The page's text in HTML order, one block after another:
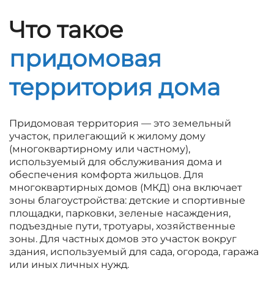
Что такое
придомовая
территория дома
Придомовая территория — это земельный
участок, прилегающий к жилому дому
(многоквартирному или частному),
используемый для обслуживания дома и
обеспечения комфорта жильцов. Для
многоквартирных домов (МКД) она включает
зоны благоустройства: детские и спортивные
площадки, парковки, зеленые насаждения,
подъездные пути, тротуары, хозяйственные
зоны. Для частных домов это участок вокруг
здания, используемый для сада, огорода, гаража
или иных личных нужд.